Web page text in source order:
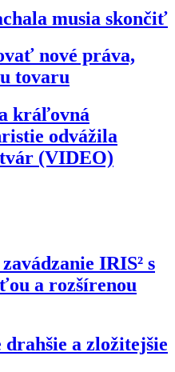
musia skončiť
nové práva,
tovaru
kráľovná
odvážila
(VIDEO)
IRIS² s
a rozšírenou
a zložitejšie